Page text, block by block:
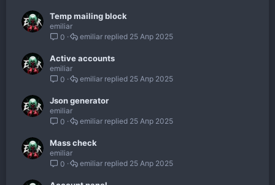
Temp mailing block
emiliar
0
25 Апр 2025
emiliar
Active accounts
emiliar
0
25 Апр 2025
emiliar
Json generator
emiliar
0
25 Апр 2025
emiliar
Mass check
emiliar
0
25 Апр 2025
emiliar